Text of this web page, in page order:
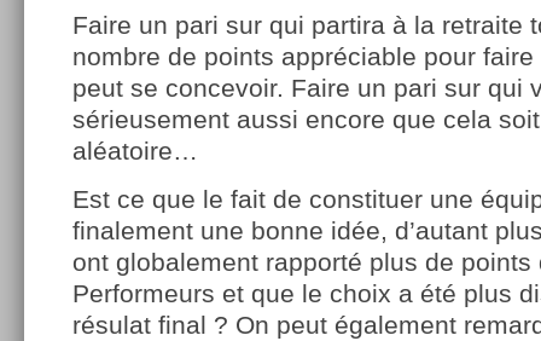
Faire un pari sur qui partira à la retraite
nombre de points appréciable pour faire
peut se concevoir. Faire un pari sur qui
sérieusement aussi encore que cela
aléatoire…
Est ce que le fait de constituer une
finalement une bonne idée, d’autant
ont globalement rapporté plus de points
Performeurs et que le choix a été plus
résulat final ? On peut également